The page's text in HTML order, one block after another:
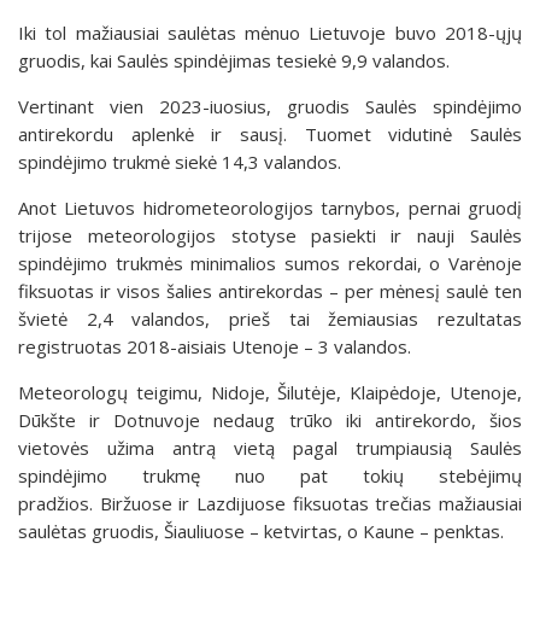
Iki tol mažiausiai saulėtas mėnuo Lietuvoje buvo 2018-ųjų
gruodis, kai Saulės spindėjimas tesiekė 9,9 valandos.
Vertinant vien 2023-iuosius, gruodis Saulės spindėjimo
antirekordu aplenkė ir sausį. Tuomet vidutinė Saulės
spindėjimo trukmė siekė 14,3 valandos.
Anot Lietuvos hidrometeorologijos tarnybos, pernai gruodį
trijose meteorologijos stotyse pasiekti ir nauji Saulės
spindėjimo trukmės minimalios sumos rekordai, o Varėnoje
fiksuotas ir visos šalies antirekordas – per mėnesį saulė ten
švietė 2,4 valandos, prieš tai žemiausias rezultatas
registruotas 2018-aisiais Utenoje – 3 valandos.
Meteorologų teigimu, Nidoje, Šilutėje, Klaipėdoje, Utenoje,
Dūkšte ir Dotnuvoje nedaug trūko iki antirekordo, šios
vietovės užima antrą vietą pagal trumpiausią Saulės
spindėjimo trukmę nuo pat tokių stebėjimų
pradžios. Biržuose ir Lazdijuose fiksuotas trečias mažiausiai
saulėtas gruodis, Šiauliuose – ketvirtas, o Kaune – penktas.